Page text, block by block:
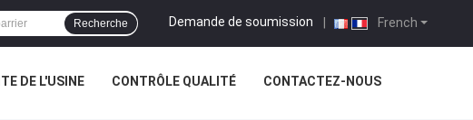
French
Demande de soumission
Recherche
DE L'USINE CONTRÔLE QUALITÉ CONTACTEZ-NOUS